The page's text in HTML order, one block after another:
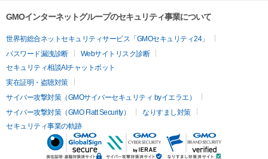
GMOインターネットグループのセキュリティ事業について
世界初総合ネットセキュリティサービス「GMOセキュリティ24」
パスワード漏洩診断
Webサイトリスク診断
セキュリティ相談AIチャットボット
実在証明・盗聴対策
サイバー攻撃対策（GMOサイバーセキュリティ byイエラエ）
サイバー攻撃対策（GMO Flatt Security）
なりすまし対策
セキュリティ事業の軌跡